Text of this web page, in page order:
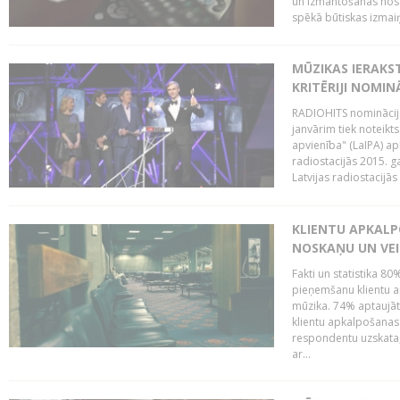
spēkā būtiskas
MŪZIKAS
KRITĒRIJI
RADIOHITS
janvārim tiek
apvienība" (LaIPA)
radiostacijās 2015.
Latvijas
KLIENTU
NOSKAŅU UN
Fakti un statistika
pieņemšanu klientu
mūzika. 74%
klientu
respondentu
ar...